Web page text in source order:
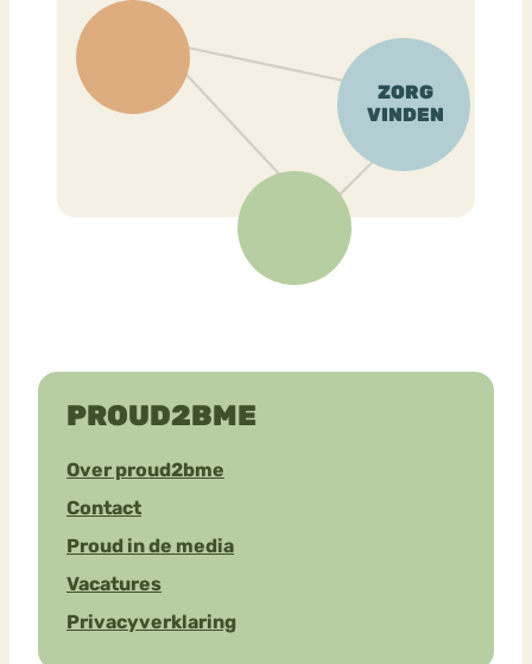
PROUD2BME
Over proud2bme
Contact
Proud in de media
Vacatures
Privacyverklaring